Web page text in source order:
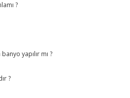
?
yapılır mı ?
?